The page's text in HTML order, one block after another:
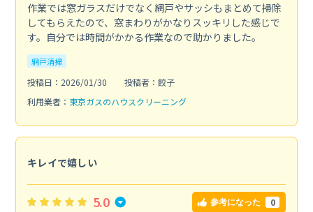
作業では窓ガラスだけでなく網戸やサッシもまとめて掃除
してもらえたので、窓まわりがかなりスッキリした感じで
す。自分では時間がかかる作業なので助かりました。
網戸清掃
投稿日：2026/01/30
投稿者：餃子
利用業者： 東京ガスのハウスクリーニング
キレイで嬉しい
5.0 参考になった 0